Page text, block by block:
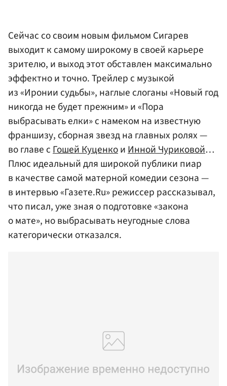
Сейчас со своим новым фильмом Сигарев
выходит к самому широкому в своей карьере
зрителю, и выход этот обставлен максимально
эффектно и точно. Трейлер с музыкой
из «Иронии судьбы», наглые слоганы «Новый год
никогда не будет прежним» и «Пора
выбрасывать елки» с намеком на известную
франшизу, сборная звезд на главных ролях —
во главе сГошей КуценкоиИнной Чуриковой…
Плюс идеальный для широкой публики пиар
в качестве самой матерной комедии сезона —
в интервью «Газете.Ru» режиссер рассказывал,
что писал, уже зная о подготовке «закона
о мате», но выбрасывать неугодные слова
категорически отказался.